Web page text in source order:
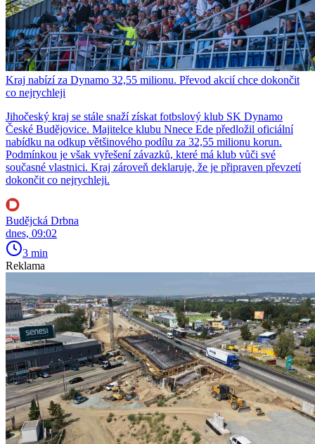
Kraj nabízí za Dynamo 32,55 milionu. Převod akcií chce dokončit
co nejrychleji
Jihočeský kraj se stále snaží získat fotbslový klub SK Dynamo
České Budějovice. Majitelce klubu Nnece Ede předložil oficiální
nabídku na odkup většinového podílu za 32,55 milionu korun.
Podmínkou je však vyřešení závazků, které má klub vůči své
současné vlastnici. Kraj zároveň deklaruje, že je připraven převzetí
dokončit co nejrychleji.
Budějcká Drbna
dnes, 09:02
3 min
Reklama